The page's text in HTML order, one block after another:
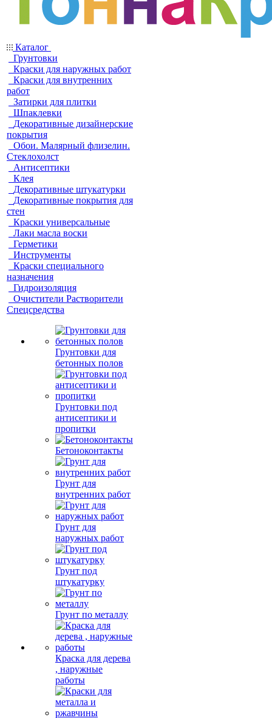
Каталог
Грунтовки
Краски для наружных работ
Краски для внутренних
работ
Затирки для плитки
Шпаклевки
Декоративные дизайнерские
покрытия
Обои. Малярный флизелин.
Стеклохолст
Антисептики
Клея
Декоративные штукатурки
Декоративные покрытия для
стен
Краски универсальные
Лаки масла воски
Герметики
Инструменты
Краски специального
назначения
Гидроизоляция
Очистители Растворители
Спецсредства
Грунтовки для
бетонных полов
Грунтовки под
антисептики и
пропитки
Бетоноконтакты
Грунт для
внутренних работ
Грунт для
наружных работ
Грунт под
штукатурку
Грунт по металлу
Краска для дерева
, наружные
работы